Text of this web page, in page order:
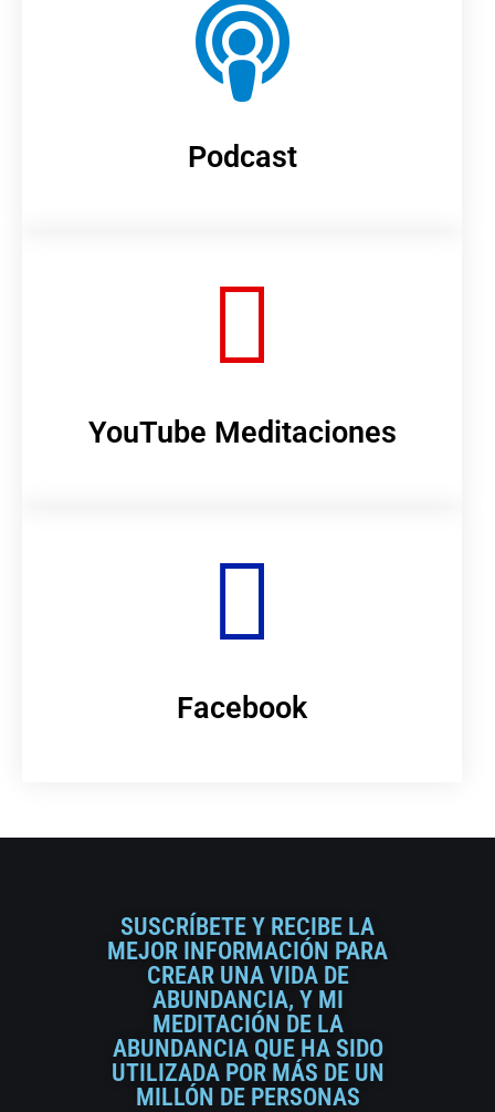
Podcast
YouTube Meditaciones
Facebook
SUSCRÍBETE Y RECIBE LA
MEJOR INFORMACIÓN PARA
CREAR UNA VIDA DE
ABUNDANCIA, Y MI
MEDITACIÓN DE LA
ABUNDANCIA QUE HA SIDO
UTILIZADA POR MÁS DE UN
MILLÓN DE PERSONAS